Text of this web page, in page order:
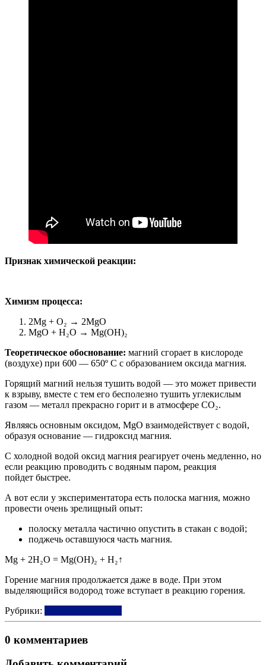
Признак химической реакции:
Химизм процесса:
2Mg + O₂ → 2MgO
MgO + H₂O → Mg(OH)₂
Теоретическое обоснование: магний сгорает в кислороде
(воздухе) при 600 — 650º С с образованием оксида магния.
Горящий магний нельзя тушить водой — это может привести
к взрыву, вместе с тем его бесполезно тушить углекислым
газом — металл прекрасно горит и в атмосфере CO₂.
Являясь основным оксидом, MgO взаимодействует с водой,
образуя основание — гидроксид магния.
С холодной водой оксид магния реагирует очень медленно, но
если реакцию проводить с водяным паром, реакция
пойдет быстрее.
А вот если у экспериментатора есть полоска магния, можно
провести очень зрелищный опыт:
полоску металла частично опустить в стакан с водой;
поджечь оставшуюся часть магния.
Mg + 2H₂O = Mg(OH)₂ + H₂↑
Горение магния продолжается даже в воде. При этом
выделяющийся водород тоже вступает в реакцию горения.
Рубрики:
0 комментариев